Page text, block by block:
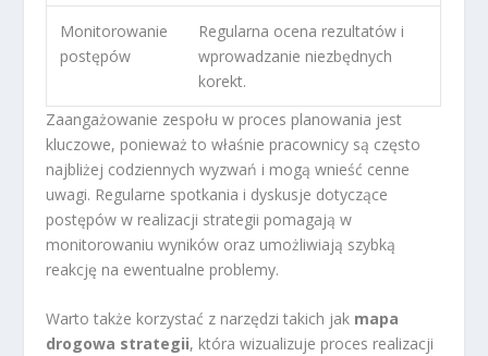
Monitorowanie
postępów
Regularna ocena rezultatów i
wprowadzanie niezbędnych
korekt.
Zaangażowanie zespołu w proces planowania jest
kluczowe, ponieważ to właśnie pracownicy są często
najbliżej codziennych wyzwań i mogą wnieść cenne
uwagi. Regularne spotkania i dyskusje dotyczące
postępów w realizacji strategii pomagają w
monitorowaniu wyników oraz umożliwiają szybką
reakcję na ewentualne problemy.
Warto także korzystać z narzędzi takich jak mapa
drogowa strategii, która wizualizuje proces realizacji